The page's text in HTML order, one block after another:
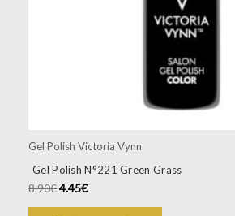
Gel Polish Victoria Vynn
Gel Polish N°221 Green Grass
8.90€4.45€